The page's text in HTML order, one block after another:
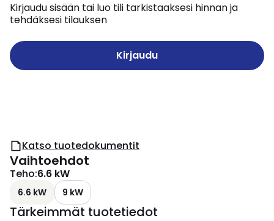
Kirjaudu sisään tai luo tili tarkistaaksesi hinnan ja
tehdäksesi tilauksen
Kirjaudu
Katso tuotedokumentit
Vaihtoehdot
Teho:6.6 kW
6.6 kW 9 kW
Tärkeimmät tuotetiedot